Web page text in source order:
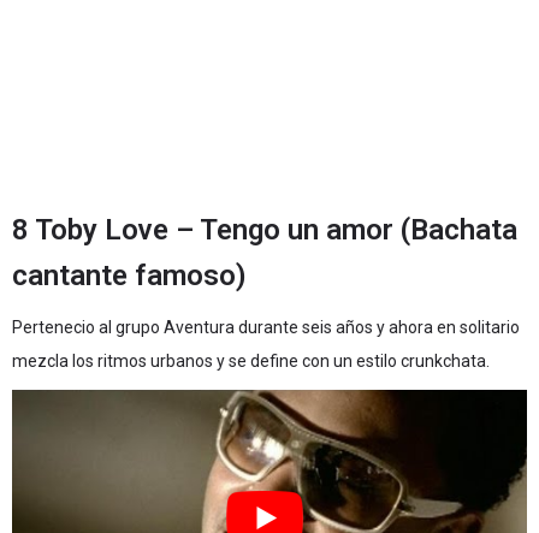
8 Toby Love – Tengo un amor (Bachata
cantante famoso)
Pertenecio al grupo Aventura durante seis años y ahora en solitario
mezcla los ritmos urbanos y se define con un estilo crunkchata.